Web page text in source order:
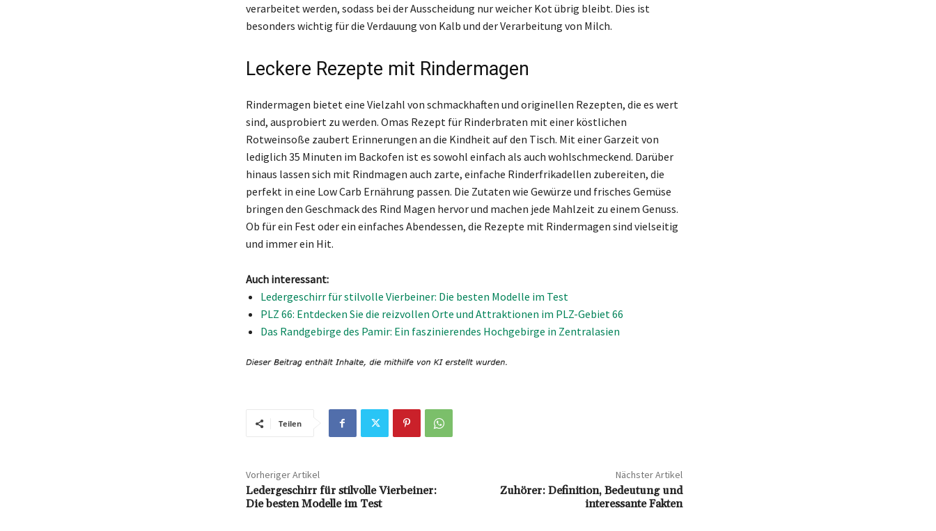
verarbeitet werden, sodass bei der Ausscheidung nur weicher Kot übrig bleibt. Dies ist
besonders wichtig für die Verdauung von Kalb und der Verarbeitung von Milch.
Leckere Rezepte mit Rindermagen
Rindermagen bietet eine Vielzahl von schmackhaften und originellen Rezepten, die es wert
sind, ausprobiert zu werden. Omas Rezept für Rinderbraten mit einer köstlichen
Rotweinsoße zaubert Erinnerungen an die Kindheit auf den Tisch. Mit einer Garzeit von
lediglich 35 Minuten im Backofen ist es sowohl einfach als auch wohlschmeckend. Darüber
hinaus lassen sich mit Rindmagen auch zarte, einfache Rinderfrikadellen zubereiten, die
perfekt in eine Low Carb Ernährung passen. Die Zutaten wie Gewürze und frisches Gemüse
bringen den Geschmack des Rind Magen hervor und machen jede Mahlzeit zu einem Genuss.
Ob für ein Fest oder ein einfaches Abendessen, die Rezepte mit Rindermagen sind vielseitig
und immer ein Hit.
Auch interessant:
Ledergeschirr für stilvolle Vierbeiner: Die besten Modelle im Test
PLZ 66: Entdecken Sie die reizvollen Orte und Attraktionen im PLZ-Gebiet 66
Das Randgebirge des Pamir: Ein faszinierendes Hochgebirge in Zentralasien
Teilen
Vorheriger Artikel
Ledergeschirr für stilvolle Vierbeiner:
Die besten Modelle im Test
Nächster Artikel
Zuhörer: Definition, Bedeutung und
interessante Fakten